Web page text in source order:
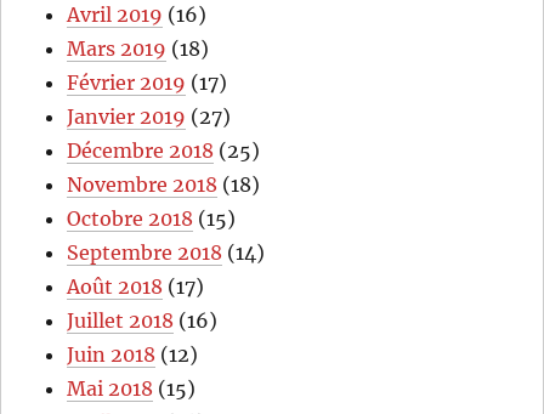
Avril 2019 (16)
Mars 2019 (18)
Février 2019 (17)
Janvier 2019 (27)
Décembre 2018 (25)
Novembre 2018 (18)
Octobre 2018 (15)
Septembre 2018 (14)
Août 2018 (17)
Juillet 2018 (16)
Juin 2018 (12)
Mai 2018 (15)